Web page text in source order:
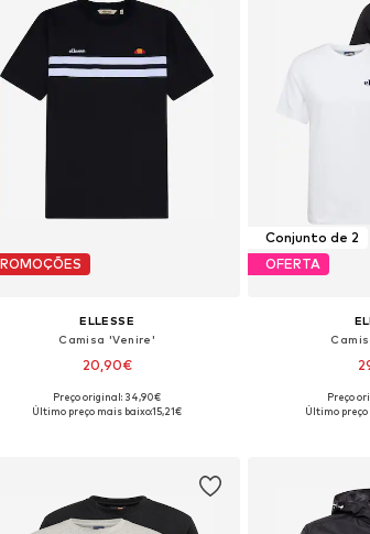
ELLESSE
Camisa 'Venire'
20,90€
Tamanhos disponíveis: XS, S, M, L
Preço original: 34,90€
Último preço mais baixo:15,21€
Conjunto de 2
OFERTA
Tamanhos
Preço
Último preço